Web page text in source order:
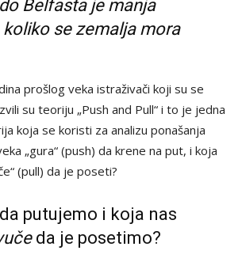
Belfasta je manja
koliko se zemalja mora
prošlog veka istraživači koji su se
su teoriju „Push and Pull“ i to je jedna
koja se koristi za analizu ponašanja
„gura“ (push) da krene na put, i koja
(pull) da je poseti?
putujemo i koja nas
da je posetimo?